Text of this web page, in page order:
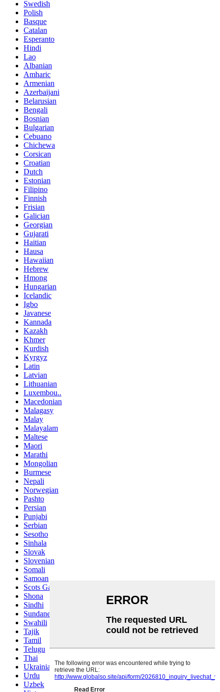
Swedish
Polish
Basque
Catalan
Esperanto
Hindi
Lao
Albanian
Amharic
Armenian
Azerbaijani
Belarusian
Bengali
Bosnian
Bulgarian
Cebuano
Chichewa
Corsican
Croatian
Dutch
Estonian
Filipino
Finnish
Frisian
Galician
Georgian
Gujarati
Haitian
Hausa
Hawaiian
Hebrew
Hmong
Hungarian
Icelandic
Igbo
Javanese
Kannada
Kazakh
Khmer
Kurdish
Kyrgyz
Latin
Latvian
Lithuanian
Luxembou..
Macedonian
Malagasy
Malay
Malayalam
Maltese
Maori
Marathi
Mongolian
Burmese
Nepali
Norwegian
Pashto
Persian
Punjabi
Serbian
Sesotho
Sinhala
Slovak
Slovenian
Somali
Samoan
Scots Gaelic
Shona
Sindhi
Sundanese
Swahili
Tajik
Tamil
Telugu
Thai
Ukrainian
Urdu
Uzbek